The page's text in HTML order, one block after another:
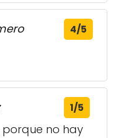
4/5
1/5
porque no hay